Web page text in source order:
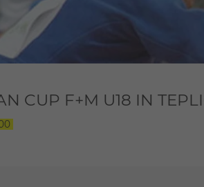
CUP F+M U18 IN